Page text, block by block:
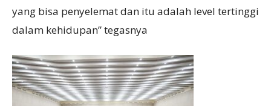
yang bisa penyelemat dan itu adalah level tertinggi
dalam kehidupan” tegasnya